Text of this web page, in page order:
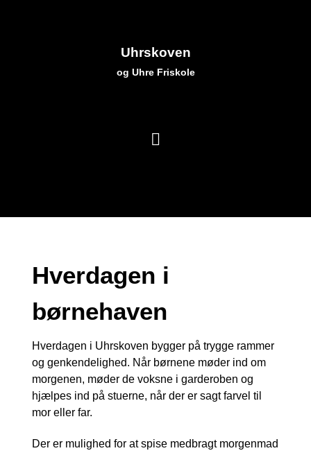
Uhrskoven
og Uhre Friskole
Hverdagen i
børnehaven
Hverdagen i Uhrskoven bygger på trygge rammer
og genkendelighed. Når børnene møder ind om
morgenen, møder de voksne i garderoben og
hjælpes ind på stuerne, når der er sagt farvel til
mor eller far.
Der er mulighed for at spise medbragt morgenmad